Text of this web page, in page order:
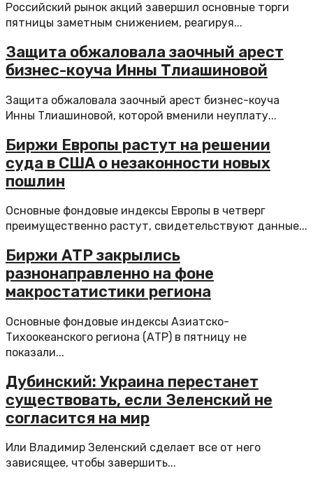
Российский рынок акций завершил основные торги
пятницы заметным снижением, реагируя...
Защита обжаловала заочный арест
бизнес-коуча Инны Тлиашиновой
Защита обжаловала заочный арест бизнес-коуча
Инны Тлиашиновой, которой вменили неуплату...
Биржи Европы растут на решении
суда в США о незаконности новых
пошлин
Основные фондовые индексы Европы в четверг
преимущественно растут, свидетельствуют данные...
Биржи АТР закрылись
разнонаправленно на фоне
макростатистики региона
Основные фондовые индексы Азиатско-
Тихоокеанского региона (АТР) в пятницу не
показали...
Дубинский: Украина перестанет
существовать, если Зеленский не
согласится на мир
Или Владимир Зеленский сделает все от него
зависящее, чтобы завершить...